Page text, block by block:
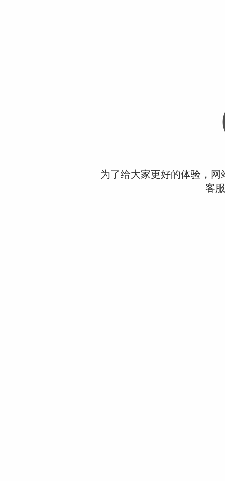
为了给大家更好的体验，
客